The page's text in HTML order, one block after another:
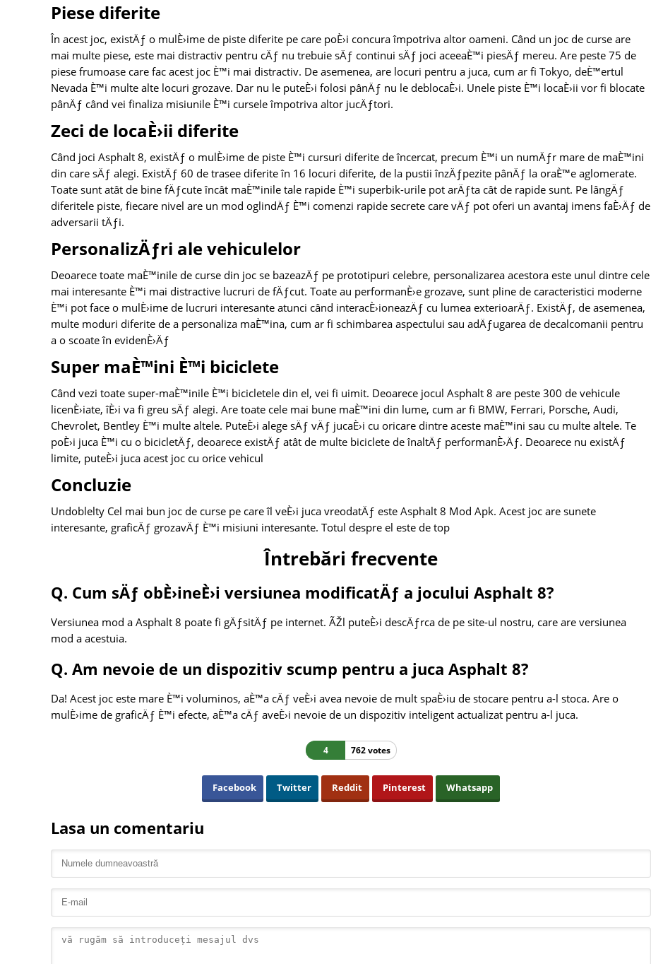
Piese diferite
În acest joc, existÄƒ o mulÈ›ime de piste diferite pe care poÈ›i concura împotriva altor oameni. Când un joc de curse are
mai multe piese, este mai distractiv pentru cÄƒ nu trebuie sÄƒ continui sÄƒ joci aceeaÈ™i piesÄƒ mereu. Are peste 75 de
piese frumoase care fac acest joc È™i mai distractiv. De asemenea, are locuri pentru a juca, cum ar fi Tokyo, deÈ™ertul
Nevada È™i multe alte locuri grozave. Dar nu le puteÈ›i folosi pânÄƒ nu le deblocaÈ›i. Unele piste È™i locaÈ›ii vor fi blocate
pânÄƒ când vei finaliza misiunile È™i cursele împotriva altor jucÄƒtori.
Zeci de locaÈ›ii diferite
Când joci Asphalt 8, existÄƒ o mulÈ›ime de piste È™i cursuri diferite de încercat, precum È™i un numÄƒr mare de maÈ™ini
din care sÄƒ alegi. ExistÄƒ 60 de trasee diferite în 16 locuri diferite, de la pustii înzÄƒpezite pânÄƒ la oraÈ™e aglomerate.
Toate sunt atât de bine fÄƒcute încât maÈ™inile tale rapide È™i superbik-urile pot arÄƒta cât de rapide sunt. Pe lângÄƒ
diferitele piste, fiecare nivel are un mod oglindÄƒ È™i comenzi rapide secrete care vÄƒ pot oferi un avantaj imens faÈ›Äƒ de
adversarii tÄƒi.
PersonalizÄƒri ale vehiculelor
Deoarece toate maÈ™inile de curse din joc se bazeazÄƒ pe prototipuri celebre, personalizarea acestora este unul dintre cele
mai interesante È™i mai distractive lucruri de fÄƒcut. Toate au performanÈ›e grozave, sunt pline de caracteristici moderne
È™i pot face o mulÈ›ime de lucruri interesante atunci când interacÈ›ioneazÄƒ cu lumea exterioarÄƒ. ExistÄƒ, de asemenea,
multe moduri diferite de a personaliza maÈ™ina, cum ar fi schimbarea aspectului sau adÄƒugarea de decalcomanii pentru
a o scoate în evidenÈ›Äƒ
Super maÈ™ini È™i biciclete
Când vezi toate super-maÈ™inile È™i bicicletele din el, vei fi uimit. Deoarece jocul Asphalt 8 are peste 300 de vehicule
licenÈ›iate, îÈ›i va fi greu sÄƒ alegi. Are toate cele mai bune maÈ™ini din lume, cum ar fi BMW, Ferrari, Porsche, Audi,
Chevrolet, Bentley È™i multe altele. PuteÈ›i alege sÄƒ vÄƒ jucaÈ›i cu oricare dintre aceste maÈ™ini sau cu multe altele. Te
poÈ›i juca È™i cu o bicicletÄƒ, deoarece existÄƒ atât de multe biciclete de înaltÄƒ performanÈ›Äƒ. Deoarece nu existÄƒ
limite, puteÈ›i juca acest joc cu orice vehicul
Concluzie
Undoblelty Cel mai bun joc de curse pe care îl veÈ›i juca vreodatÄƒ este Asphalt 8 Mod Apk. Acest joc are sunete
interesante, graficÄƒ grozavÄƒ È™i misiuni interesante. Totul despre el este de top
Întrebări frecvente
Q. Cum sÄƒ obÈ›ineÈ›i versiunea modificatÄƒ a jocului Asphalt 8?
Versiunea mod a Asphalt 8 poate fi gÄƒsitÄƒ pe internet. ÃŽl puteÈ›i descÄƒrca de pe site-ul nostru, care are versiunea
mod a acestuia.
Q. Am nevoie de un dispozitiv scump pentru a juca Asphalt 8?
Da! Acest joc este mare È™i voluminos, aÈ™a cÄƒ veÈ›i avea nevoie de mult spaÈ›iu de stocare pentru a-l stoca. Are o
mulÈ›ime de graficÄƒ È™i efecte, aÈ™a cÄƒ aveÈ›i nevoie de un dispozitiv inteligent actualizat pentru a-l juca.
4 762 votes
Facebook Twitter Reddit Pinterest Whatsapp
Lasa un comentariu